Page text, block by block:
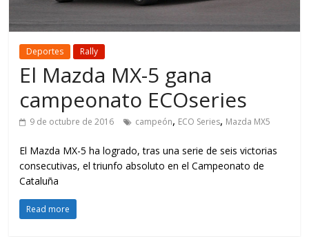
Deportes Rally
El Mazda MX-5 gana
campeonato ECOseries
9 de octubre de 2016 campeón, ECO Series, Mazda MX5
El Mazda MX-5 ha logrado, tras una serie de seis victorias
consecutivas, el triunfo absoluto en el Campeonato de
Cataluña
Read more